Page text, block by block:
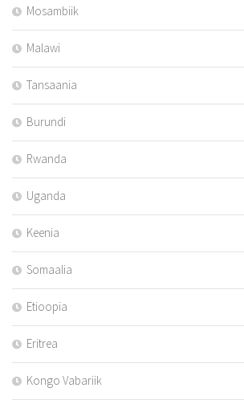
Mosambiik
Malawi
Tansaania
Burundi
Rwanda
Uganda
Keenia
Somaalia
Etioopia
Eritrea
Kongo Vabariik